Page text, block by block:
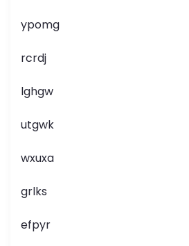
ypomg
rcrdj
lghgw
utgwk
wxuxa
grlks
efpyr